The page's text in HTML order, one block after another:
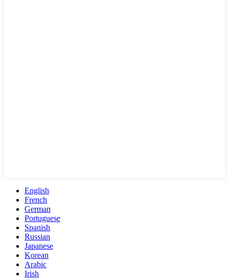
English
French
German
Portuguese
Spanish
Russian
Japanese
Korean
Arabic
Irish